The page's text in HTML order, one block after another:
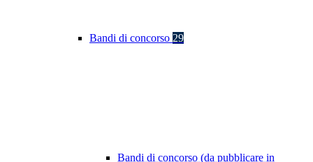
Bandi di concorso 29
Bandi di concorso (da pubblicare in